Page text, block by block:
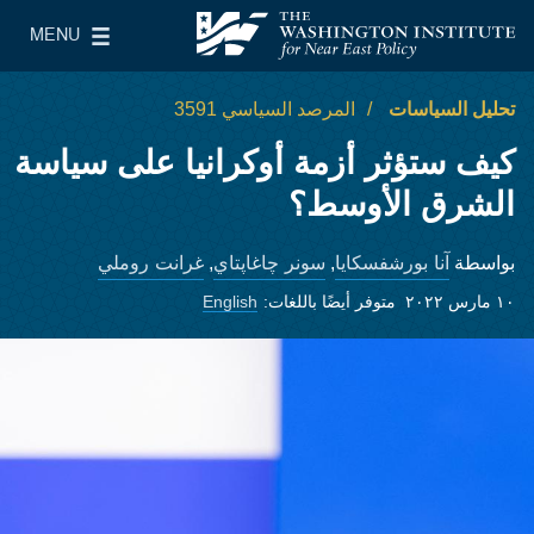
معهد واشنطن لسياسات الشرق الأدنى
MENU
Main Menu
تحليل السياسات المرصد السياسي 3591
كيف ستؤثر أزمة أوكرانيا على سياسة
الشرق الأوسط؟
بواسطة آنا بورشفسكايا, سونر چاغاپتاي, غرانت روملي
١٠ مارس ٢٠٢٢ متوفر أيضًا باللغات: English